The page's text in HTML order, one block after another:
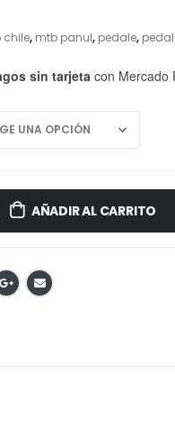
chile, mtb panul, pedale,
sin tarjetacon Mercado
AÑADIR AL CARRITO